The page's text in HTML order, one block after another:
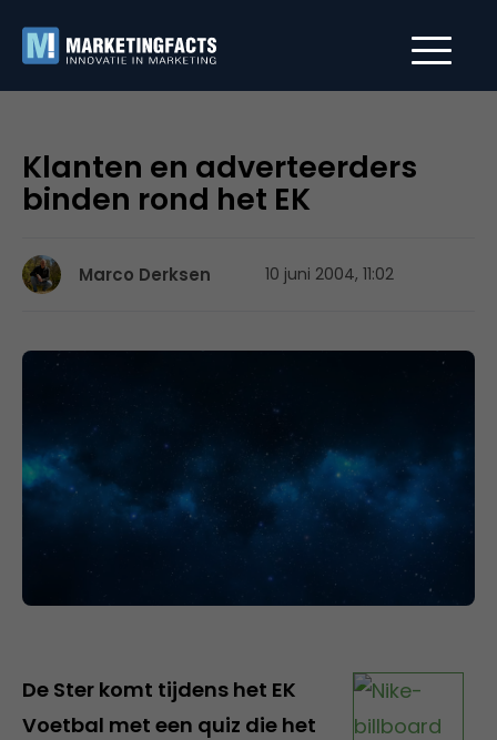
Klanten en adverteerders
binden rond het EK
Marco Derksen 10 juni 2004, 11:02
De Ster komt tijdens het EK
Voetbal met een quiz die het